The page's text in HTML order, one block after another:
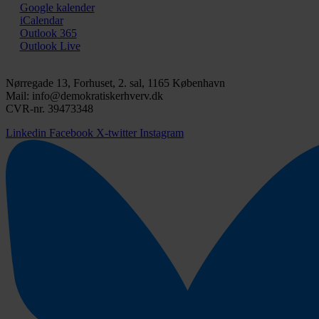
Google kalender
iCalendar
Outlook 365
Outlook Live
Nørregade 13, Forhuset, 2. sal, 1165 København
Mail: info@demokratiskerhverv.dk
CVR-nr. 39473348
Linkedin Facebook X-twitter Instagram